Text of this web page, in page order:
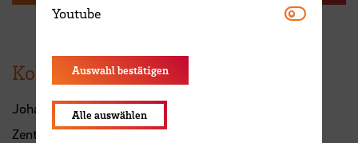
Kontakt
Johanna Günther
Zentrale Studienberatung
Youtube Youtube
Auswahl bestätigen
Alle auswählen